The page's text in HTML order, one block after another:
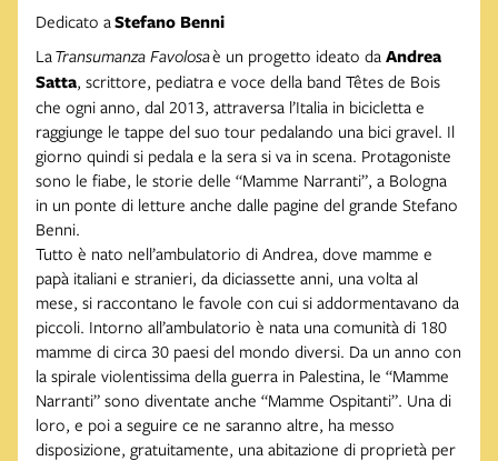
Dedicato a Stefano Benni
La Transumanza Favolosaè un progetto ideato da Andrea
Satta, scrittore, pediatra e voce della band Têtes de Bois
che ogni anno, dal 2013, attraversa l’Italia in bicicletta e
raggiunge le tappe del suo tour pedalando una bici gravel. Il
giorno quindi si pedala e la sera si va in scena. Protagoniste
sono le fiabe, le storie delle “Mamme Narranti”, a Bologna
in un ponte di letture anche dalle pagine del grande Stefano
Benni.
Tutto è nato nell’ambulatorio di Andrea, dove mamme e
papà italiani e stranieri, da diciassette anni, una volta al
mese, si raccontano le favole con cui si addormentavano da
piccoli. Intorno all’ambulatorio è nata una comunità di 180
mamme di circa 30 paesi del mondo diversi. Da un anno con
la spirale violentissima della guerra in Palestina, le “Mamme
Narranti” sono diventate anche “Mamme Ospitanti”. Una di
loro, e poi a seguire ce ne saranno altre, ha messo
disposizione, gratuitamente, una abitazione di proprietà per